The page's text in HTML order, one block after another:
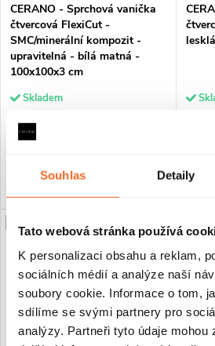
Souhlas Detaily
Tato webová stránka používá
K personalizaci obsahu a reklam,
sociálních médií a analýze naší
soubory cookie. Informace o tom,
sdílíme se svými partnery pro
analýzy. Partneři tyto údaje mohou
CERANO - Sprchová vanička
čtvercová FlexiCut -
SMC/minerální kompozit -
upravitelná - bílá matná -
100x100x3 cm
Skladem
4 790 Kč